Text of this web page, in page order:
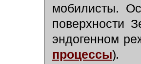
мобилисты.
поверхности
эндогенном
процессы).